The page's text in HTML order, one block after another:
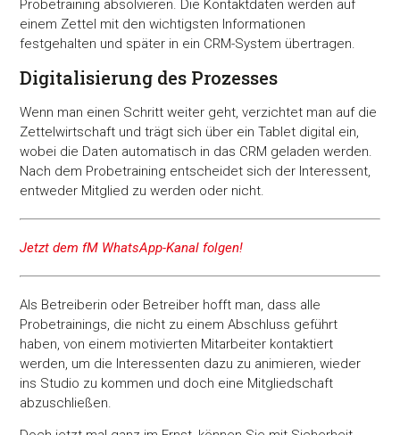
Probetraining absolvieren. Die Kontaktdaten werden auf
einem Zettel mit den wichtigsten Informationen
festgehalten und später in ein CRM-System übertragen.
Digitalisierung des Prozesses
Wenn man einen Schritt weiter geht, verzichtet man auf die
Zettelwirtschaft und trägt sich über ein Tablet digital ein,
wobei die Daten automatisch in das CRM geladen werden.
Nach dem Probetraining entscheidet sich der Interessent,
entweder Mitglied zu werden oder nicht.
Jetzt dem fM WhatsApp-Kanal folgen!
Als Betreiberin oder Betreiber hofft man, dass alle
Probetrainings, die nicht zu einem Abschluss geführt
haben, von einem motivierten Mitarbeiter kontaktiert
werden, um die Interessenten dazu zu animieren, wieder
ins Studio zu kommen und doch eine Mitgliedschaft
abzuschließen.